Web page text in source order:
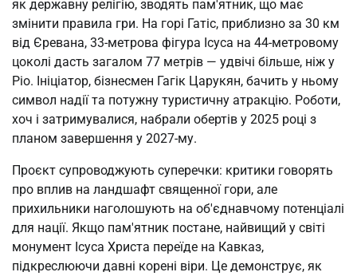
як державну релігію, зводять пам'ятник, що має
змінити правила гри. На горі Гатіс, приблизно за 30 км
від Єревана, 33-метрова фігура Ісуса на 44-метровому
цоколі дасть загалом 77 метрів — удвічі більше, ніж у
Ріо. Ініціатор, бізнесмен Гагік Царукян, бачить у ньому
символ надії та потужну туристичну атракцію. Роботи,
хоч і затримувалися, набрали обертів у 2025 році з
планом завершення у 2027-му.
Проєкт супроводжують суперечки: критики говорять
про вплив на ландшафт священної гори, але
прихильники наголошують на об'єднавчому потенціалі
для нації. Якщо пам'ятник постане, найвищий у світі
монумент Ісуса Христа переїде на Кавказ,
підкреслюючи давні корені віри. Це демонструє, як